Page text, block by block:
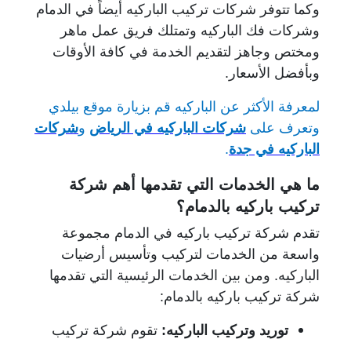
وكما تتوفر شركات تركيب الباركيه أيضاً في الدمام
وشركات فك الباركيه وتمتلك فريق عمل ماهر
ومختص وجاهز لتقديم الخدمة في كافة الأوقات
وبأفضل الأسعار.
لمعرفة الأكثر عن الباركيه قم بزيارة موقع بيلدي
وتعرف على شركات الباركيه في الرياض وشركات
الباركيه في جدة.
ما هي الخدمات التي تقدمها أهم شركة
تركيب باركيه بالدمام؟
تقدم شركة تركيب باركيه في الدمام مجموعة
واسعة من الخدمات لتركيب وتأسيس أرضيات
الباركيه. ومن بين الخدمات الرئيسية التي تقدمها
شركة تركيب باركيه بالدمام:
توريد وتركيب الباركيه: تقوم شركة تركيب